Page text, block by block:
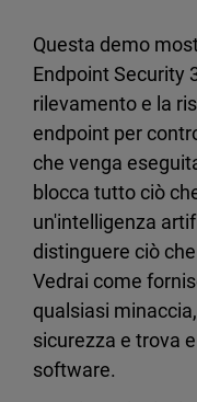
Questa demo
Endpoint Security
rilevamento e la
endpoint per
che venga
blocca tutto ciò
un'intelligenza
distinguere ciò
Vedrai come
qualsiasi
sicurezza e trova
software.